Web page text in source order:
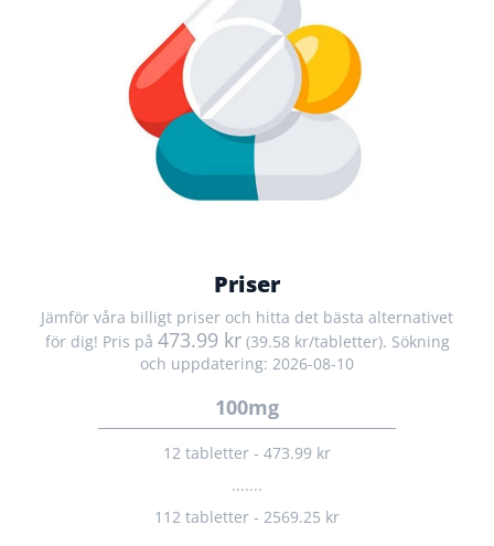
Priser
Jämför våra billigt priser och hitta det bästa alternativet
för dig! Pris på 473.99 kr(39.58 kr/tabletter). Sökning
och uppdatering: 2026-08-10
100mg
12 tabletter - 473.99 kr
.......
112 tabletter - 2569.25 kr